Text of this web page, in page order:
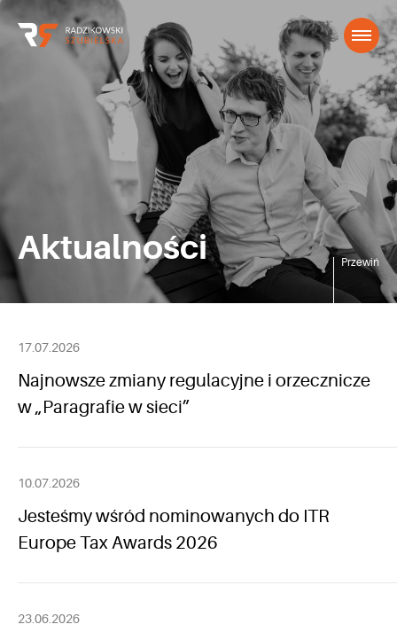
Aktualności Przewiń
17.07.2026
Najnowsze zmiany regulacyjne i orzecznicze
w „Paragrafie w sieci”
10.07.2026
Jesteśmy wśród nominowanych do ITR
Europe Tax Awards 2026
23.06.2026